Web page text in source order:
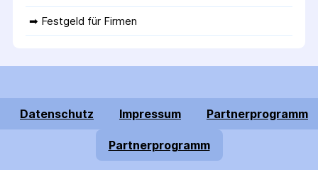
➡ Festgeld für Firmen
Datenschutz Impressum Partnerprogramm
Partnerprogramm